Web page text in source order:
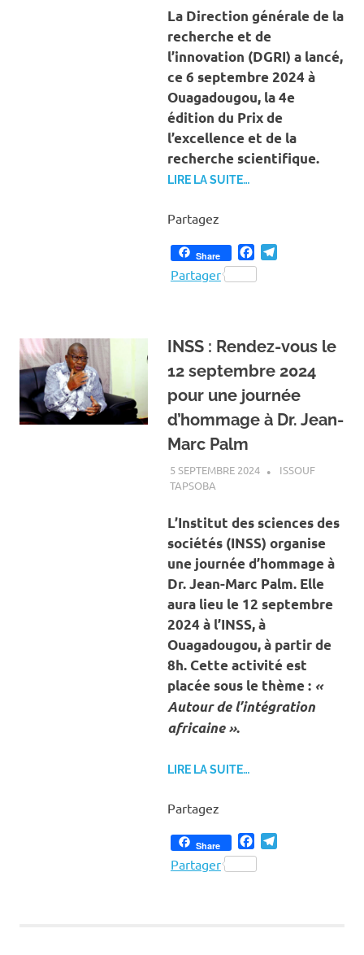
La Direction générale de la
recherche et de
l’innovation (DGRI) a lancé,
ce 6 septembre 2024 à
Ouagadougou, la 4e
édition du Prix de
l’excellence et de la
recherche scientifique.
LIRE LA SUITE…
Partagez
Share Facebook
Partager
INSS : Rendez-vous le
12 septembre 2024
pour une journée
d’hommage à Dr. Jean-
Marc Palm
5 SEPTEMBRE 2024
ISSOUF
TAPSOBA
L’Institut des sciences des
sociétés (INSS) organise
une journée d’hommage à
Dr. Jean-Marc Palm. Elle
aura lieu le 12 septembre
2024 à l’INSS, à
Ouagadougou, à partir de
8h. Cette activité est
placée sous le thème :«
Autour de l’intégration
africaine ».
LIRE LA SUITE…
Partagez
Share Facebook
Partager